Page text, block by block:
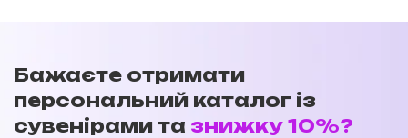
Бажаєте отримати
персональний каталог із
сувенірами та знижку 10%?